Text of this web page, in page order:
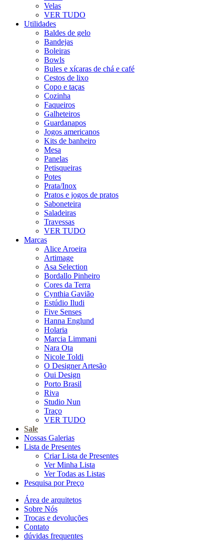
Velas
VER TUDO
Utilidades
Baldes de gelo
Bandejas
Boleiras
Bowls
Bules e xícaras de chá e café
Cestos de lixo
Copo e taças
Cozinha
Faqueiros
Galheteiros
Guardanapos
Jogos americanos
Kits de banheiro
Mesa
Panelas
Petisqueiras
Potes
Prata/Inox
Pratos e jogos de pratos
Saboneteira
Saladeiras
Travessas
VER TUDO
Marcas
Alice Aroeira
Artimage
Asa Selection
Bordallo Pinheiro
Cores da Terra
Cynthia Gavião
Estúdio Iludi
Five Senses
Hanna Englund
Holaria
Marcia Limmani
Nara Ota
Nicole Toldi
O Designer Artesão
Oui Design
Porto Brasil
Riva
Studio Nun
Traço
VER TUDO
Sale
Nossas Galerias
Lista de Presentes
Criar Lista de Presentes
Ver Minha Lista
Ver Todas as Listas
Pesquisa por Preço
Área de arquitetos
Sobre Nós
Trocas e devoluções
Contato
dúvidas frequentes